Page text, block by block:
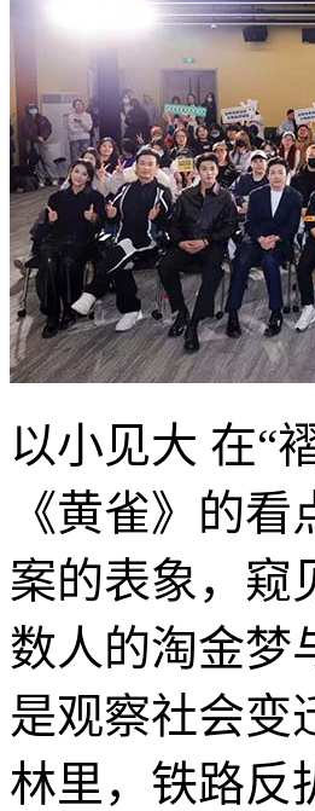
以小见大 在“
《黄雀》的
案的表象，窥
数人的淘金梦
是观察社会变
林里，铁路